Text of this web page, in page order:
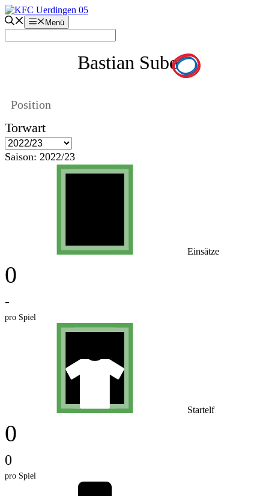
Zum
Inhalt
springen
Menü
Bastian Sube
Position
Torwart
Saison: 2022/23
Einsätze
0
-
pro Spiel
Startelf
0
0
pro Spiel